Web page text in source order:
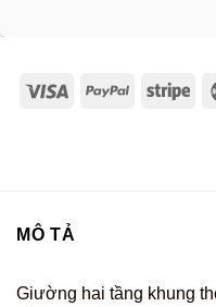
MÔ TẢ
Giường hai tầng khung